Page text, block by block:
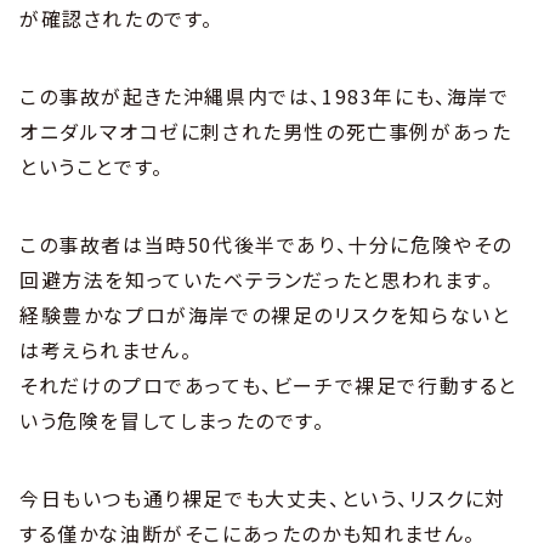
が確認されたのです。
この事故が起きた沖縄県内では、1983年にも、海岸で
オニダルマオコゼに刺された男性の死亡事例があった
ということです。
この事故者は当時50代後半であり、十分に危険やその
回避方法を知っていたベテランだったと思われます。
経験豊かなプロが海岸での裸足のリスクを知らないと
は考えられません。
それだけのプロであっても、ビーチで裸足で行動すると
いう危険を冒してしまったのです。
今日もいつも通り裸足でも大丈夫、という、リスクに対
する僅かな油断がそこにあったのかも知れません。